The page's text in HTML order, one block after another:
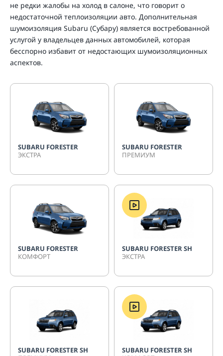
не редки жалобы на холод в салоне, что говорит о
недостаточной теплоизоляции авто. Дополнительная
шумоизоляция Subaru (Субару) является востребованной
услугой у владельцев данных автомобилей, которая
бесспорно избавит от недостающих шумоизоляционных
аспектов.
SUBARU FORESTER
ЭКСТРА
SUBARU FORESTER
ПРЕМИУМ
SUBARU FORESTER
КОМФОРТ
SUBARU FORESTER SH
ЭКСТРА
SUBARU FORESTER SH
SUBARU FORESTER SH